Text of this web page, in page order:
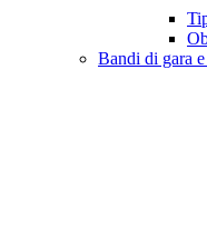
Bandi di gara